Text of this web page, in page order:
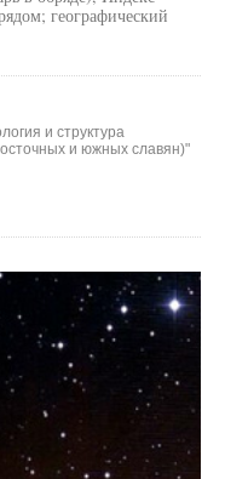
географический
и структура
и южных славян)"